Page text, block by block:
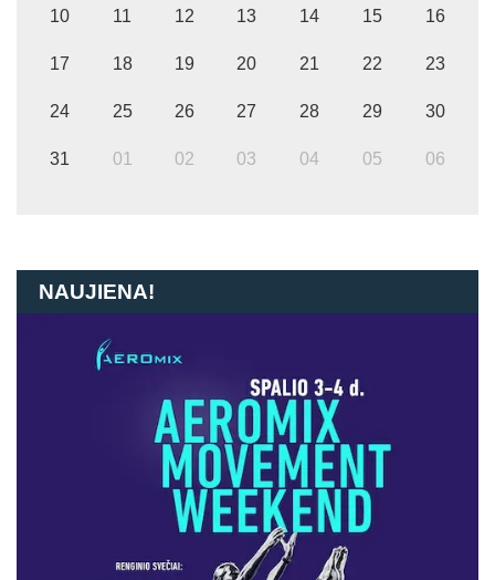
10 11 12 13 14 15 16
17 18 19 20 21 22 23
24 25 26 27 28 29 30
31 01 02 03 04 05 06
NAUJIENA!